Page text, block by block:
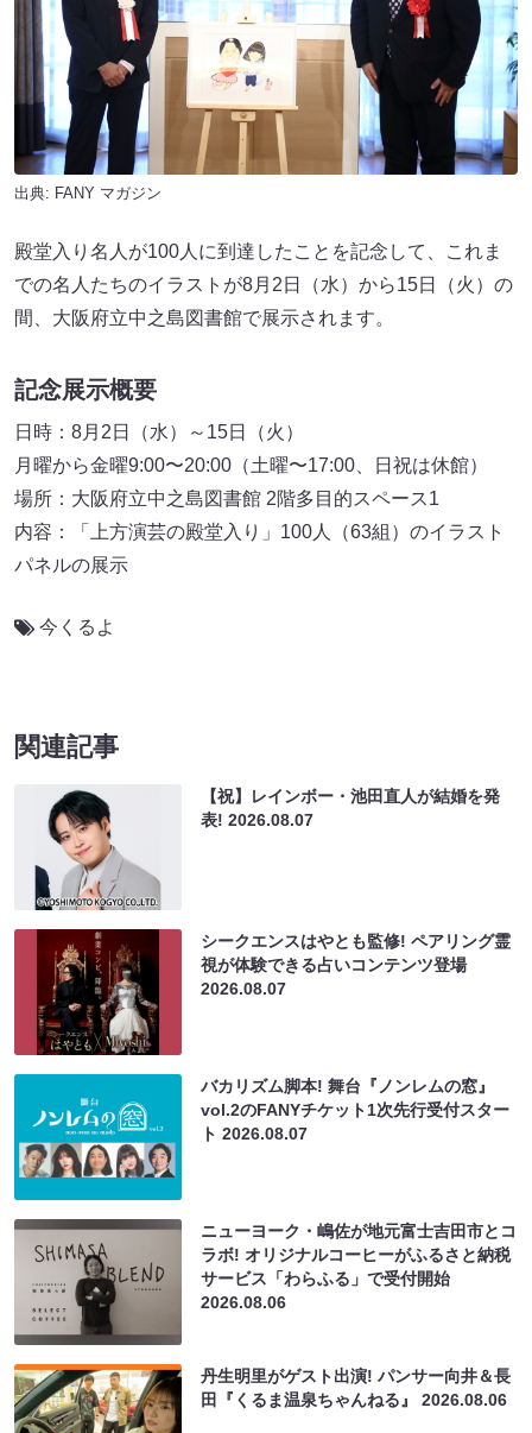
出典: FANY マガジン
殿堂入り名人が100人に到達したことを記念して、これま
での名人たちのイラストが8月2日（水）から15日（火）の
間、大阪府立中之島図書館で展示されます。
記念展示概要
日時：8月2日（水）～15日（火）
月曜から金曜9:00〜20:00（土曜〜17:00、日祝は休館）
場所：大阪府立中之島図書館 2階多目的スペース1
内容：「上方演芸の殿堂入り」100人（63組）のイラスト
パネルの展示
今くるよ
関連記事
【祝】レインボー・池田直人が結婚を発
表!2026.08.07
シークエンスはやとも監修! ペアリング霊
視が体験できる占いコンテンツ登場
2026.08.07
バカリズム脚本! 舞台『ノンレムの窓』
vol.2のFANYチケット1次先行受付スター
ト2026.08.07
ニューヨーク・嶋佐が地元富士吉田市とコ
ラボ! オリジナルコーヒーがふるさと納税
サービス「わらふる」で受付開始
2026.08.06
丹生明里がゲスト出演! パンサー向井＆長
田『くるま温泉ちゃんねる』2026.08.06